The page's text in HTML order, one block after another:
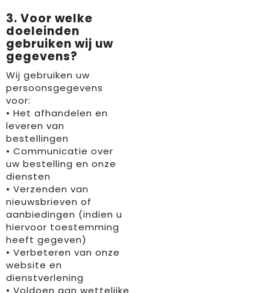
3. Voor welke
doeleinden
gebruiken wij uw
gegevens?
Wij gebruiken uw
persoonsgegevens
voor:
• Het afhandelen en
leveren van
bestellingen
• Communicatie over
uw bestelling en onze
diensten
• Verzenden van
nieuwsbrieven of
aanbiedingen (indien u
hiervoor toestemming
heeft gegeven)
• Verbeteren van onze
website en
dienstverlening
• Voldoen aan wettelijke